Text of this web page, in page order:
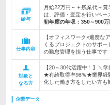
給与
月給22万円～＋残業代＋
は、評価・査定を行いベー
初年度の年収： 350～900万
仕事内容
【オフィスワーク×適度な
くるプロジェクトのサポ
の勤怠管理を担う仕事です！
対象と
なる方
【20～30代活躍中！】＼
★有給取得率98％★業界経
化した働き方をしたい方も
企業データ